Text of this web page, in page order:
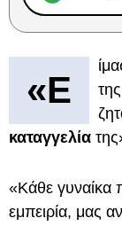
«Ε
καταγγελία
«Κάθε γυναίκα
εμπειρία, μας